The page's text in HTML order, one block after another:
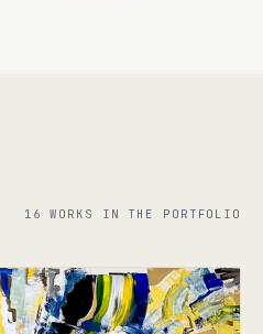
16 WORKS IN THE PORTFOLIO